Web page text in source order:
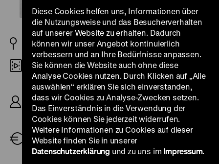
D 1933
35mm
R: Hermann Kosterlitz, B: Felix Joachimson,
Herrmann Kosterlitz, D: Dolly Haas, Max Hansen,
Otto Wallburg, Genia Nikolajewa, Julius
Falkenstein, 77‘
Tickets
Diese Cookies helfen uns, Informationen über
die Nutzungsweise und das Besucherverhalten
auf unserer Website zu erhalten. Dadurch
können wir unser Angebot kontinuierlich
verbessern und an Ihre Bedürfnisse anpassen.
Sie können die Website auch ohne diese
Analyse Cookies nutzen. Durch Klicken auf „Alle
auswählen“ erklären Sie sich einverstanden,
dass wir Cookies zu Analyse-Zwecken setzen.
Das Einverständnis in die Verwendung der
Cookies können Sie jederzeit widerrufen.
Weitere Informationen zu Cookies auf dieser
Website finden Sie in unserer
Datenschutzerklärung und zu uns im Impressum.